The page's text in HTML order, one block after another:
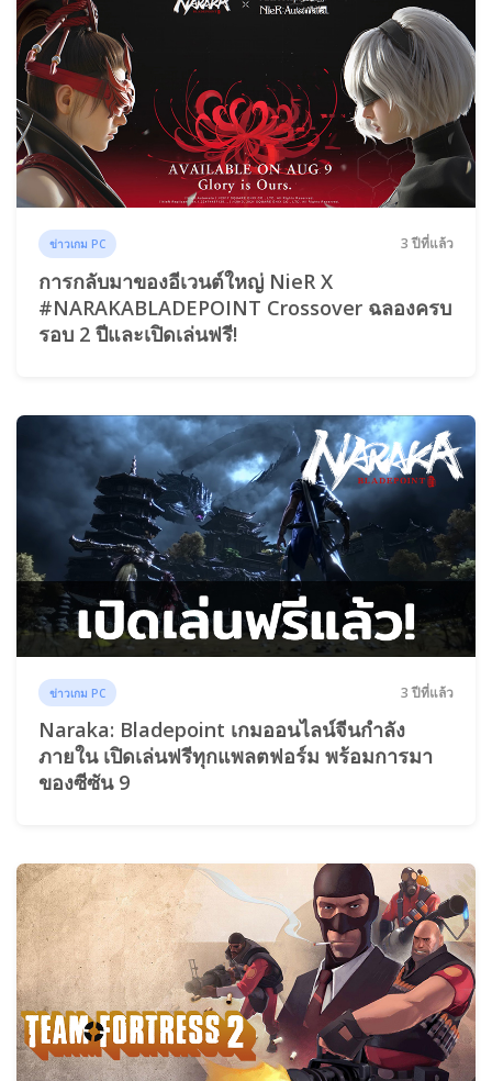
ข่าวเกม PC 3 ปีที่แล้ว
การกลับมาของอีเวนต์ใหญ่ NieR X
#NARAKABLADEPOINT Crossover ฉลองครบ
รอบ 2 ปีและเปิดเล่นฟรี!
ข่าวเกม PC 3 ปีที่แล้ว
Naraka: Bladepoint เกมออนไลน์จีนกำลัง
ภายใน เปิดเล่นฟรีทุกแพลตฟอร์ม พร้อมการมา
ของซีซัน 9